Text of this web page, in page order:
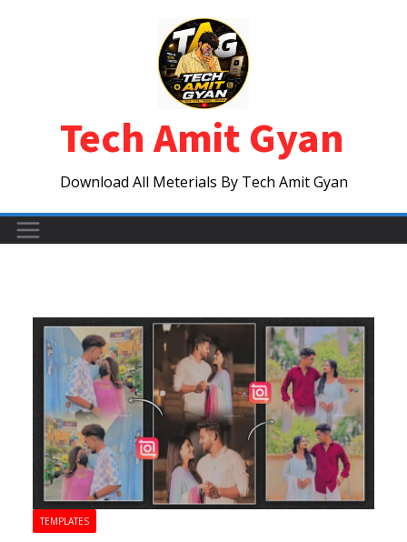
Tech Amit Gyan
Download All Meterials By Tech Amit Gyan
TEMPLATES